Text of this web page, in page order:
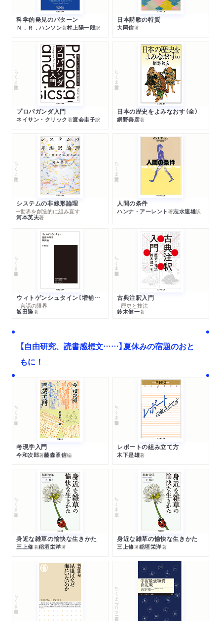
科学的発見のパターン
Ｎ．Ｒ．ハンソン著村上陽一郎訳
日本詩歌の特質
大岡信著
ちくま学芸文庫
プロパガンダ入門
ネイサン・クリック著渡会圭子訳
ちくま学芸文庫
日本の歴史をよみなおす（全）
網野善彦著
ちくま学芸文庫
システムの非線形論理
─世界を創造的に組み直す
河本英夫著
ちくま学芸文庫
人間の条件
ハンナ・アーレント 著志水速雄訳
ちくま学芸文庫
ウィトゲンシュタイン〔増補新版〕
─言語の限界
飯田隆著
ちくま学芸文庫
古典注釈入門
─歴史と技法
鈴木健一著
【自由研究、読書感想文……】夏休みの宿題のおと
もに！
ちくま文庫
考現学入門
今和次郎著藤森照信編
ちくま学芸文庫
レポートの組み立て方
木下是雄著
ちくま文庫
身近な雑草の愉快な生きかた
三上修著稲垣栄洋著
ちくま文庫
身近な雑草の愉快な生きかた
三上修著稲垣栄洋著
ちくま新書 ちくまプリマー新書